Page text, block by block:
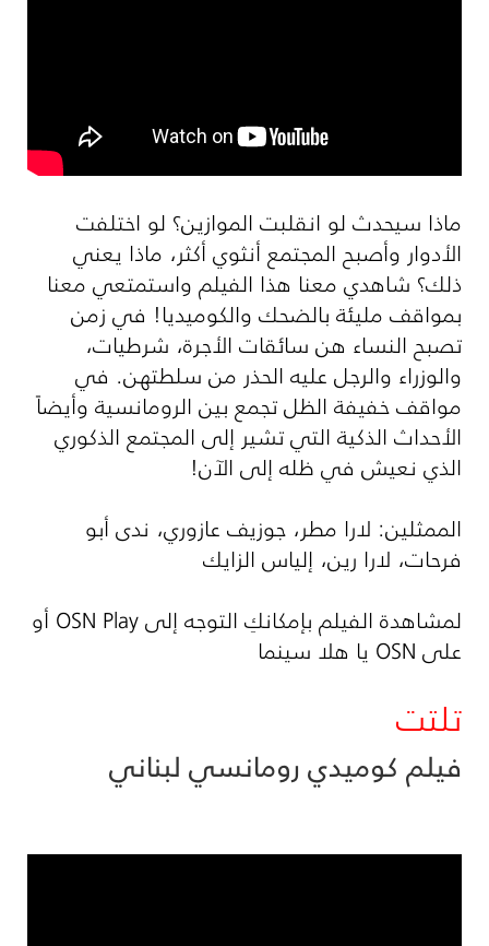
ماذا سيحدث لو انقلبت الموازين؟ لو اختلفت
الأدوار وأصبح المجتمع أنثوي أكثر، ماذا يعني
ذلك؟ شاهدي معنا هذا الفيلم واستمتعي معنا
بمواقف مليئة بالضحك والكوميديا! في زمن
تصبح النساء هن سائقات الأجرة، شرطيات،
والوزراء والرجل عليه الحذر من سلطتهن. في
مواقف خفيفة الظل تجمع بين الرومانسية وأيضاً
الأحداث الذكية التي تشير إلى المجتمع الذكوري
الذي نعيش في ظله إلى الآن!
الممثلين: لارا مطر، جوزيف عازوري، ندى أبو
فرحات، لارا رين، إلياس الزايك
لمشاهدة الفيلم بإمكانكِ التوجه إلى OSN Play أو
على OSN يا هلا سينما
تلتت
فيلم كوميدي رومانسي لبناني